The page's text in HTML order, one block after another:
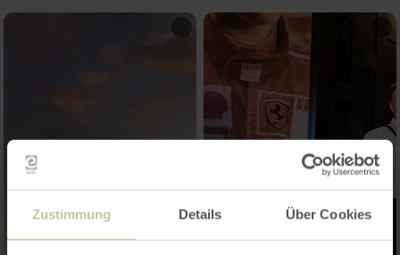
Zustimmung Details Über Cookies